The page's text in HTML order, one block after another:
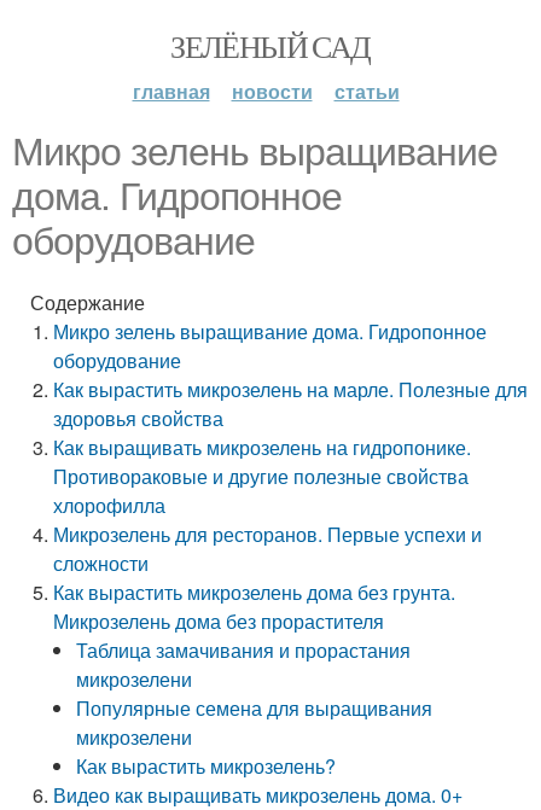
ЗЕЛЁНЫЙ САД
главная новости статьи
Микро зелень выращивание
дома. Гидропонное
оборудование
Содержание
Микро зелень выращивание дома. Гидропонное
оборудование
Как вырастить микрозелень на марле. Полезные для
здоровья свойства
Как выращивать микрозелень на гидропонике.
Противораковые и другие полезные свойства
хлорофилла
Микрозелень для ресторанов. Первые успехи и
сложности
Как вырастить микрозелень дома без грунта.
Микрозелень дома без прорастителя
Таблица замачивания и прорастания
микрозелени
Популярные семена для выращивания
микрозелени
Как вырастить микрозелень?
Видео как выращивать микрозелень дома. 0+